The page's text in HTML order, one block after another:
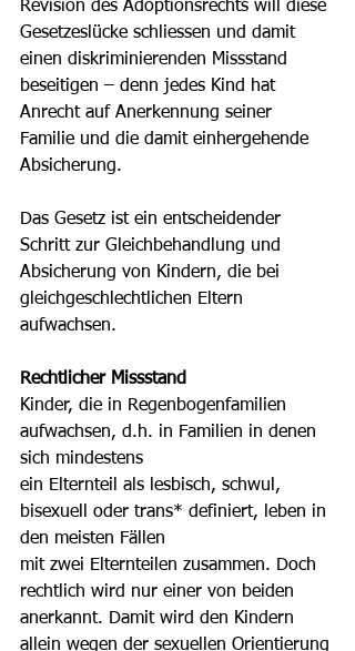
Revision des Adoptionsrechts will diese
Gesetzeslücke schliessen und damit
einen diskriminierenden Missstand
beseitigen – denn jedes Kind hat
Anrecht auf Anerkennung seiner
Familie und die damit einhergehende
Absicherung.
Das Gesetz ist ein entscheidender
Schritt zur Gleichbehandlung und
Absicherung von Kindern, die bei
gleichgeschlechtlichen Eltern
aufwachsen.
Rechtlicher Missstand
Kinder, die in Regenbogenfamilien
aufwachsen, d.h. in Familien in denen
sich mindestens
ein Elternteil als lesbisch, schwul,
bisexuell oder trans* definiert, leben in
den meisten Fällen
mit zwei Elternteilen zusammen. Doch
rechtlich wird nur einer von beiden
anerkannt. Damit wird den Kindern
allein wegen der sexuellen Orientierung